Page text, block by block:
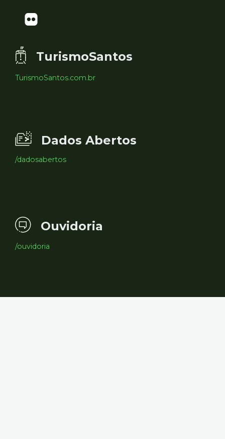
TurismoSantos
TurismoSantos.com.br
Dados Abertos
/dadosabertos
Ouvidoria
/ouvidoria